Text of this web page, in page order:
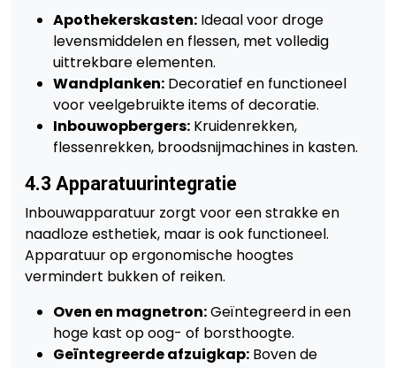
Apothekerskasten: Ideaal voor droge
levensmiddelen en flessen, met volledig
uittrekbare elementen.
Wandplanken: Decoratief en functioneel
voor veelgebruikte items of decoratie.
Inbouwopbergers: Kruidenrekken,
flessenrekken, broodsnijmachines in kasten.
4.3 Apparatuurintegratie
Inbouwapparatuur zorgt voor een strakke en
naadloze esthetiek, maar is ook functioneel.
Apparatuur op ergonomische hoogtes
vermindert bukken of reiken.
Oven en magnetron:Geïntegreerd in een
hoge kast op oog- of borsthoogte.
Geïntegreerde afzuigkap: Boven de